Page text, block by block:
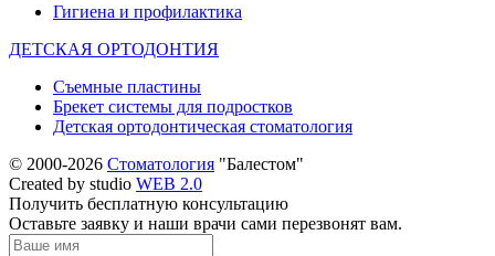
Гигиена и профилактика
ДЕТСКАЯ ОРТОДОНТИЯ
Съемные пластины
Брекет системы для подростков
Детская ортодонтическая стоматология
© 2000-2026 Стоматология "Балестом"
Created by studio WEB 2.0
Получить бесплатную консультацию
Оставьте заявку и наши врачи сами перезвонят вам.